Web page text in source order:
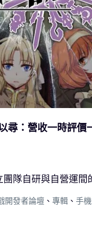
：營收一時評價
隊自研與自營運間
開發者論壇、 專輯、 手